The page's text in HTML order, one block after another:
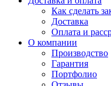
Как сделать
Доставка
Оплата и
О компании
Производство
Гарантия
Портфолио